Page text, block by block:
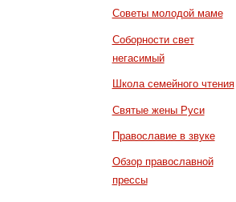
Советы молодой маме
Соборности свет
негасимый
Школа семейного чтения
Святые жены Руси
Православие в звуке
Обзор православной
прессы